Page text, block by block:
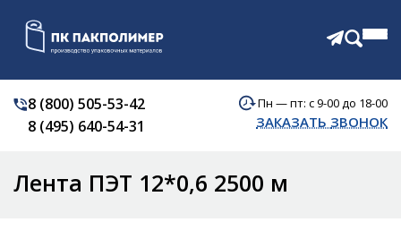
КАТАЛОГ
О КОМПАНИИ
ОТЗЫВЫ
8 (800) 505-53-42
8 (495) 640-54-31
Пн — пт: с 9-00 до 18-00
ЗАКАЗАТЬ ЗВОНОК
Лента ПЭТ 12*0,6 2500 м